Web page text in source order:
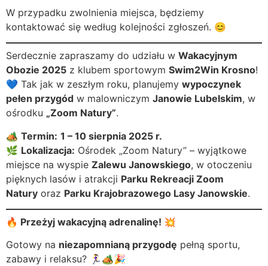
W przypadku zwolnienia miejsca, będziemy
kontaktować się według kolejności zgłoszeń. 😊
Serdecznie zapraszamy do udziału w Wakacyjnym
Obozie 2025 z klubem sportowym Swim2Win Krosno!
💙 Tak jak w zeszłym roku, planujemy wypoczynek
pełen przygód w malowniczym Janowie Lubelskim, w
ośrodku „Zoom Natury”.
🏕️ Termin: 1 – 10 sierpnia 2025 r.
🌿 Lokalizacja: Ośrodek „Zoom Natury” – wyjątkowe
miejsce na wyspie Zalewu Janowskiego, w otoczeniu
pięknych lasów i atrakcji Parku Rekreacji Zoom
Natury oraz Parku Krajobrazowego Lasy Janowskie.
🔥 Przeżyj wakacyjną adrenalinę! 💥
Gotowy na niezapomnianą przygodę pełną sportu,
zabawy i relaksu? 🏃‍♀️🏕️🎉